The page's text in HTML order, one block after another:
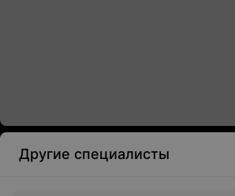
Другие специалисты